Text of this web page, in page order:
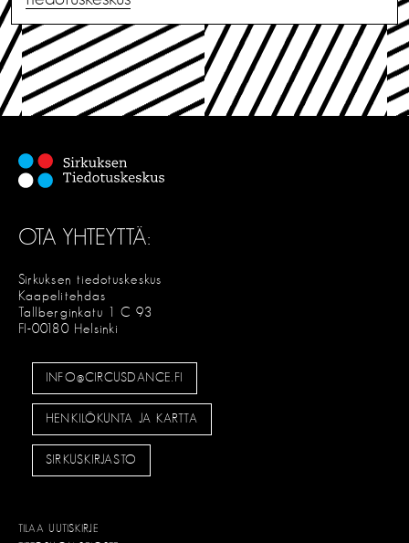
OTA YHTEYTTÄ:
Sirkuksen tiedotuskeskus
Kaapelitehdas
Tallberginkatu 1 C 93
FI-00180 Helsinki
INFO@CIRCUSDANCE.FI
HENKILÖKUNTA JA KARTTA
SIRKUSKIRJASTO
TILAA UUTISKIRJE